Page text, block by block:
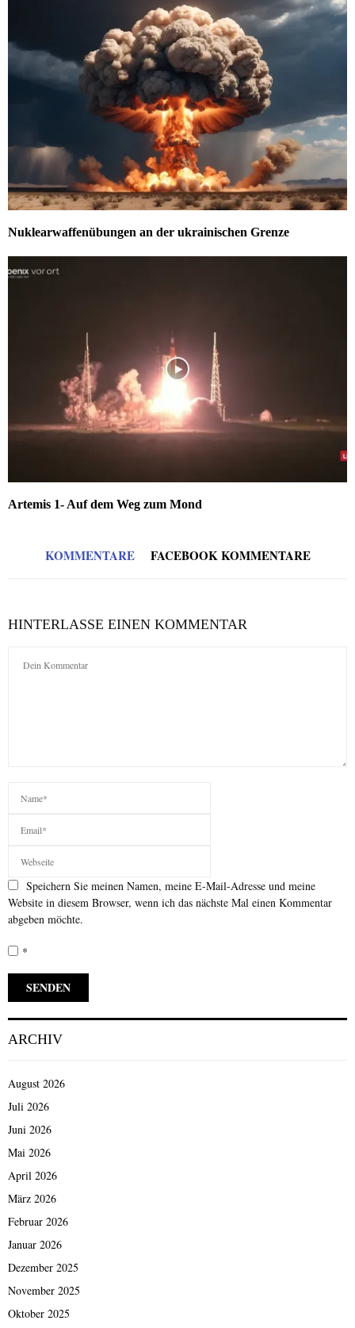
Nuklearwaffenübungen an der ukrainischen Grenze
Artemis 1- Auf dem Weg zum Mond
KOMMENTARE FACEBOOK KOMMENTARE
HINTERLASSE EINEN KOMMENTAR
Speichern Sie meinen Namen, meine E-Mail-Adresse und meine
Website in diesem Browser, wenn ich das nächste Mal einen Kommentar
abgeben möchte.
*
ARCHIV
August 2026
Juli 2026
Juni 2026
Mai 2026
April 2026
März 2026
Februar 2026
Januar 2026
Dezember 2025
November 2025
Oktober 2025